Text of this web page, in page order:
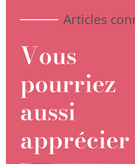
Articles
Vous
pourriez
aussi
apprécier